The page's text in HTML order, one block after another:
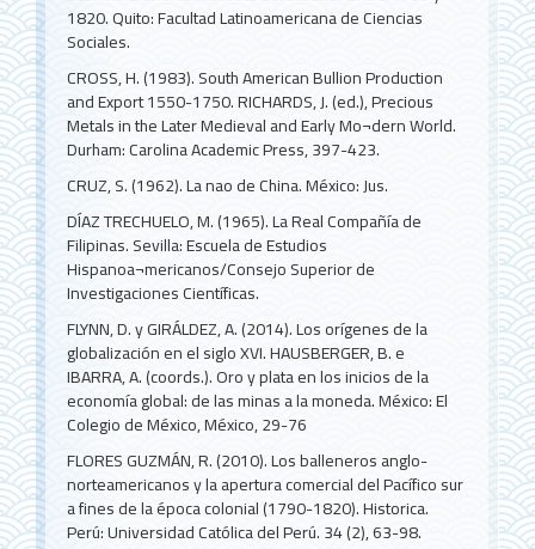
1820. Quito: Facultad Latinoamericana de Ciencias
Sociales.
CROSS, H. (1983). South American Bullion Production
and Export 1550-1750. RICHARDS, J. (ed.), Precious
Metals in the Later Medieval and Early Mo¬dern World.
Durham: Carolina Academic Press, 397-423.
CRUZ, S. (1962). La nao de China. México: Jus.
DÍAZ TRECHUELO, M. (1965). La Real Compañía de
Filipinas. Sevilla: Escuela de Estudios
Hispanoa¬mericanos/Consejo Superior de
Investigaciones Científicas.
FLYNN, D. y GIRÁLDEZ, A. (2014). Los orígenes de la
globalización en el siglo XVI. HAUSBERGER, B. e
IBARRA, A. (coords.). Oro y plata en los inicios de la
economía global: de las minas a la moneda. México: El
Colegio de México, México, 29-76
FLORES GUZMÁN, R. (2010). Los balleneros anglo-
norteamericanos y la apertura comercial del Pacífico sur
a fines de la época colonial (1790-1820). Historica.
Perú: Universidad Católica del Perú. 34 (2), 63-98.